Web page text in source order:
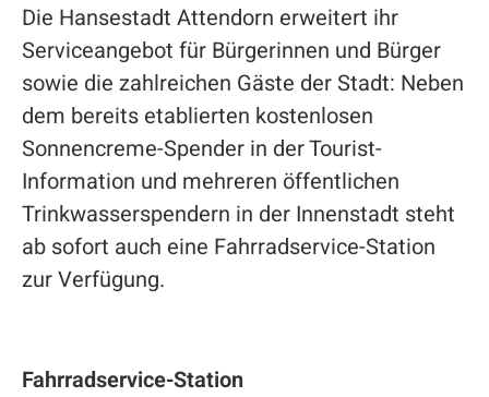
Die Hansestadt Attendorn erweitert ihr
Serviceangebot für Bürgerinnen und Bürger
sowie die zahlreichen Gäste der Stadt: Neben
dem bereits etablierten kostenlosen
Sonnencreme-Spender in der Tourist-
Information und mehreren öffentlichen
Trinkwasserspendern in der Innenstadt steht
ab sofort auch eine Fahrradservice-Station
zur Verfügung.
Fahrradservice-Station